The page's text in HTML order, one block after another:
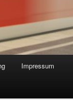
Impressum